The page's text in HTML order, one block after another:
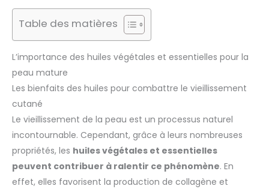
Table des matières
L’importance des huiles végétales et essentielles pour la
peau mature
Les bienfaits des huiles pour combattre le vieillissement
cutané
Le vieillissement de la peau est un processus naturel
incontournable. Cependant, grâce à leurs nombreuses
propriétés, les huiles végétales et essentielles
peuvent contribuer à ralentir ce phénomène. En
effet, elles favorisent la production de collagène et